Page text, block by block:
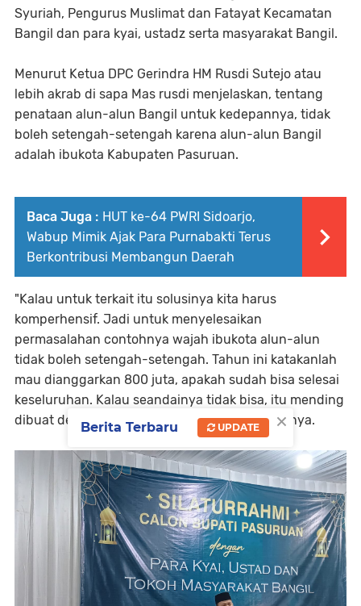
Syuriah, Pengurus Muslimat dan Fatayat Kecamatan
Bangil dan para kyai, ustadz serta masyarakat Bangil.
Menurut Ketua DPC Gerindra HM Rusdi Sutejo atau
lebih akrab di sapa Mas rusdi menjelaskan, tentang
penataan alun-alun Bangil untuk kedepannya, tidak
boleh setengah-setengah karena alun-alun Bangil
adalah ibukota Kabupaten Pasuruan.
Baca Juga : HUT ke-64 PWRI Sidoarjo,
Wabup Mimik Ajak Para Purnabakti Terus
Berkontribusi Membangun Daerah
"Kalau untuk terkait itu solusinya kita harus
komperhensif. Jadi untuk menyelesaikan
permasalahan contohnya wajah ibukota alun-alun
tidak boleh setengah-setengah. Tahun ini katakanlah
mau dianggarkan 800 juta, apakah sudah bisa selesai
keseluruhan. Kalau seandainya tidak bisa, itu mending
dibuat detail engineering desainnya," ungkapnya.
×
Berita Terbaru UPDATE